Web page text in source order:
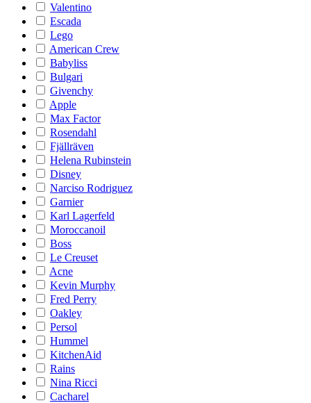
Valentino
Escada
Lego
American Crew
Babyliss
Bulgari
Givenchy
Apple
Max Factor
Rosendahl
Fjällräven
Helena Rubinstein
Disney
Narciso Rodriguez
Garnier
Karl Lagerfeld
Moroccanoil
Boss
Le Creuset
Acne
Kevin Murphy
Fred Perry
Oakley
Persol
Hummel
KitchenAid
Rains
Nina Ricci
Cacharel